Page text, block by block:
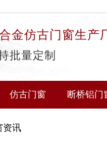
金仿古门窗生产
批量定制
仿古门窗 断桥铝门
资讯